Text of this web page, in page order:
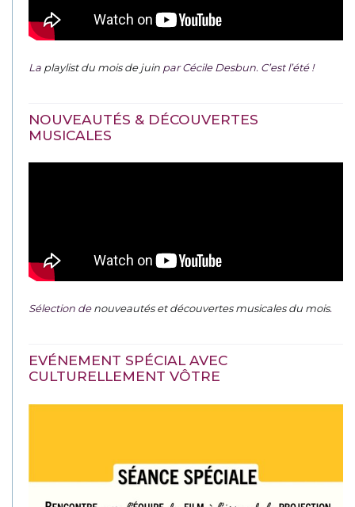
La playlist du mois de juin par Cécile Desbun. C’est l’été !
NOUVEAUTÉS & DÉCOUVERTES
MUSICALES
Sélection denouveautés et découvertes musicales du mois.
EVÉNEMENT SPÉCIAL AVEC
CULTURELLEMENT VÔTRE